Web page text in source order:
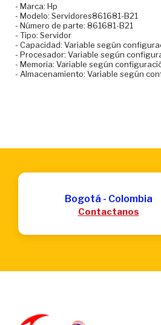
- Marca: Hp
- Modelo: Servidores861681-B21
- Número de parte: 861681-B21
- Tipo: Servidor
- Capacidad: Variable según
- Procesador: Variable según
- Memoria: Variable según
- Almacenamiento: Variable según
Bogotá - Colombia
Contactanos